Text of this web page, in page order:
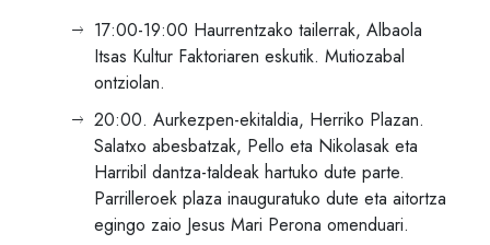
17:00-19:00 Haurrentzako tailerrak, Albaola
Itsas Kultur Faktoriaren eskutik. Mutiozabal
ontziolan.
20:00. Aurkezpen-ekitaldia, Herriko Plazan.
Salatxo abesbatzak, Pello eta Nikolasak eta
Harribil dantza-taldeak hartuko dute parte.
Parrilleroek plaza inauguratuko dute eta aitortza
egingo zaio Jesus Mari Perona omenduari.